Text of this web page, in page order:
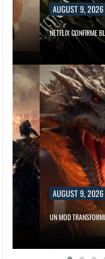
9, 2026
CONFIRME BLUR, UN THRILLER…
9, 2026
TRANSFORME DRAGON’S DOGMA…